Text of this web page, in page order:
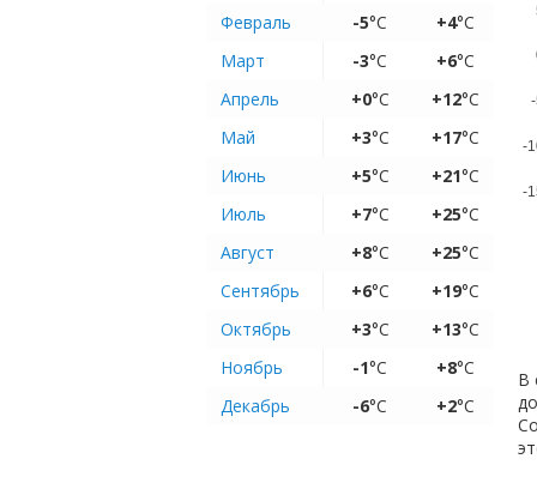
Февраль
-5°C +4°C
Март
-3°C +6°C
Апрель
+0°C +12°C
Май
+3°C +17°C
Июнь
+5°C +21°C
Июль
+7°C +25°C
Август
+8°C +25°C
Сентябрь
+6°C +19°C
Октябрь
+3°C +13°C
Ноябрь
-1°C +8°C
Декабрь
-6°C +2°C
-
-
В